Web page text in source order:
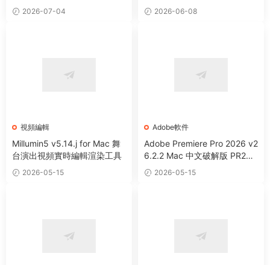
2026-07-04 2026-06-08
視頻編輯
Millumin5 v5.14.j for Mac 舞
台演出視頻實時編輯渲染工具
2026-05-15
Adobe軟件
Adobe Premiere Pro 2026 v2
6.2.2 Mac 中文破解版 PR202
6 強大視頻編輯軟件
2026-05-15